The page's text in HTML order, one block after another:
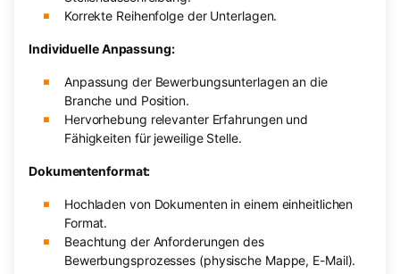
Korrekte Reihenfolge der Unterlagen.
Individuelle Anpassung:
Anpassung der Bewerbungsunterlagen an die
Branche und Position.
Hervorhebung relevanter Erfahrungen und
Fähigkeiten für jeweilige Stelle.
Dokumentenformat:
Hochladen von Dokumenten in einem einheitlichen
Format.
Beachtung der Anforderungen des
Bewerbungsprozesses (physische Mappe, E-Mail).